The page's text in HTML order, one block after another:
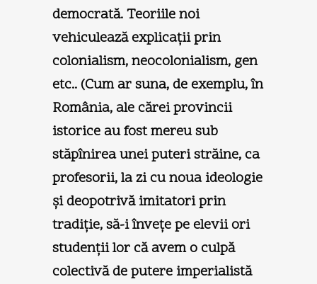
democrată. Teoriile noi
vehiculează explicaţii prin
colonialism, neocolonialism, gen
etc.. (Cum ar suna, de exemplu, în
România, ale cărei provincii
istorice au fost mereu sub
stăpînirea unei puteri străine, ca
profesorii, la zi cu noua ideologie
şi deopotrivă imitatori prin
tradiţie, să-i înveţe pe elevii ori
studenţii lor că avem o culpă
colectivă de putere imperialistă